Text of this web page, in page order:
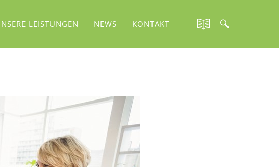
LEISTUNGEN NEWS KONTAKT